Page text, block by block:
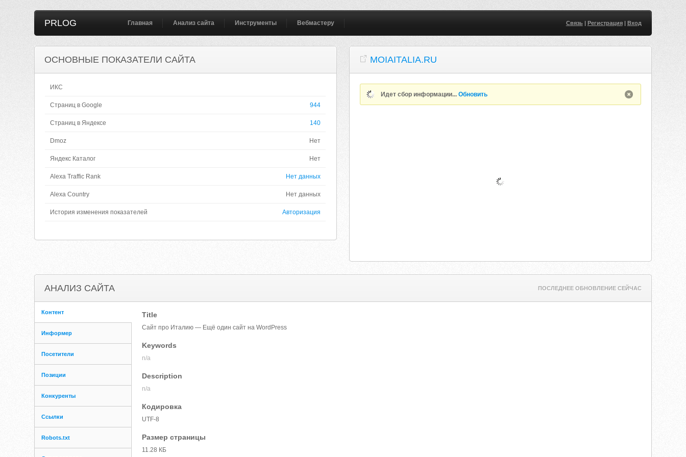
PRLOG Главная Анализ сайта Инструменты Вебмастеру Связь| Регистрация| Вход
ОСНОВНЫЕ ПОКАЗАТЕЛИ САЙТА
ИКС
Страниц в Google 944
Страниц в Яндексе 140
Dmoz Нет
Яндекс Каталог Нет
Alexa Traffic Rank Нет данных
Alexa Country Нет данных
История изменения показателей Авторизация
MOIAITALIA.RU
Идет сбор информации...Обновить
АНАЛИЗ САЙТА ПОСЛЕДНЕЕ ОБНОВЛЕНИЕ СЕЙЧАС
Контент
Информер
Посетители
Позиции
Конкуренты
Ссылки
Robots.txt
Title
Сайт про Италию — Ещё один сайт на WordPress
Keywords
n/a
Description
n/a
Кодировка
UTF-8
Размер страницы
11.28 КБ